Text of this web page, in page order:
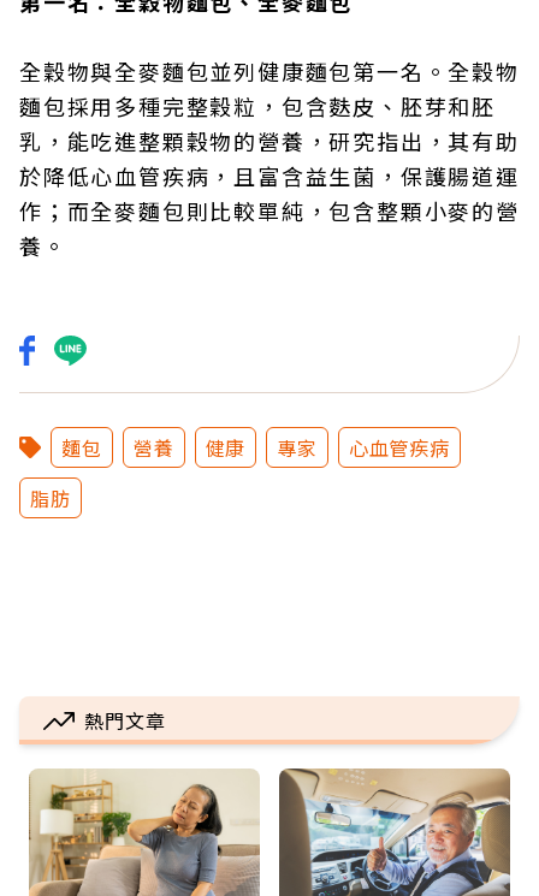
全穀物與全麥麵包並列健康麵包第一名。全穀物
麵包採用多種完整穀粒，包含麩皮、胚芽和胚
乳，能吃進整顆穀物的營養，研究指出，其有助
於降低心血管疾病，且富含益生菌，保護腸道運
作；而全麥麵包則比較單純，包含整顆小麥的營
養。
麵包 營養 健康 專家
心血管疾病
脂肪
熱門文章